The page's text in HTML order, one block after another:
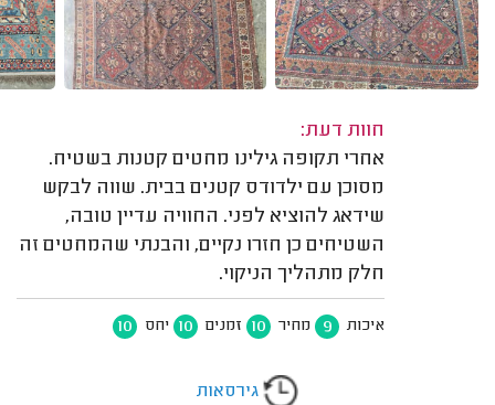
חוות דעת:
אחרי תקופה גילינו מחטים קטנות בשטיח.
מסוכן עם ילדודס קטנים בבית. שווה לבקש
שידאג להוציא לפני. החוויה עדיין טובה,
השטיחים כן חזרו נקיים, והבנתי שהמחטים זה
חלק מתהליך הניקוי.
איכות 9 מחיר 10 זמנים 10 יחס 10
גירסאות